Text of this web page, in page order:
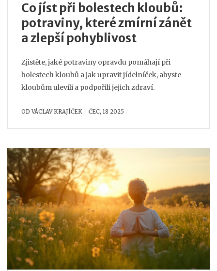
Co jíst při bolestech kloubů:
potraviny, které zmírní zánět
a zlepší pohyblivost
Zjistěte, jaké potraviny opravdu pomáhají při
bolestech kloubů a jak upravit jídelníček, abyste
kloubům ulevili a podpořili jejich zdraví.
ODVÁCLAV KRAJÍČEK ČEC, 18 2025